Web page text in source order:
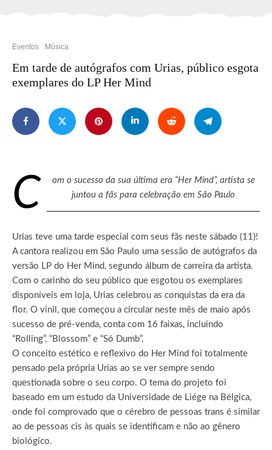
Eventos Música
Em tarde de autógrafos com Urias, público esgota
exemplares do LP Her Mind
C
om o sucesso da sua última era “Her Mind”, artista se
juntou a fãs para celebração em São Paulo
Urias teve uma tarde especial com seus fãs neste sábado (11)!
A cantora realizou em São Paulo uma sessão de autógrafos da
versão LP do Her Mind, segundo álbum de carreira da artista.
Com o carinho do seu público que esgotou os exemplares
disponíveis em loja, Urias celebrou as conquistas da era da
flor. O vinil, que começou a circular neste mês de maio após
sucesso de pré-venda, conta com 16 faixas, incluindo
“Rolling”, “Blossom” e “Só Dumb”.
O conceito estético e reflexivo do Her Mind foi totalmente
pensado pela própria Urias ao se ver sempre sendo
questionada sobre o seu corpo. O tema do projeto foi
baseado em um estudo da Universidade de Liége na Bélgica,
onde foi comprovado que o cérebro de pessoas trans é similar
ao de pessoas cis às quais se identificam e não ao gênero
biológico.